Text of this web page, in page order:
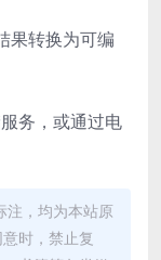
果转换为可编
务，或通过电
注，均为本站原
时，禁止复